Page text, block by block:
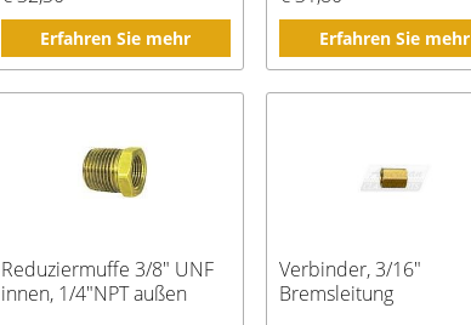
Erfahren Sie mehr Erfahren Sie mehr
Reduziermuffe 3/8" UNF
innen, 1/4"NPT außen
Verbinder, 3/16"
Bremsleitung